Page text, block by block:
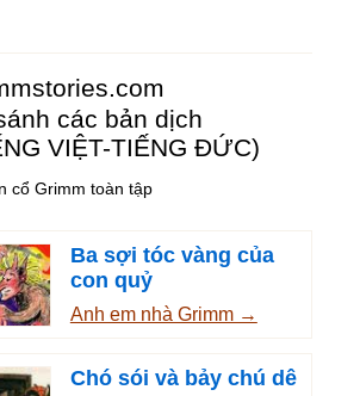
các bản dịch
VIỆT-TIẾNG ĐỨC)
cổ Grimm toàn tập
Ba sợi tóc vàng của
con quỷ
Anh em nhà Grimm →
Chó sói và bảy chú dê